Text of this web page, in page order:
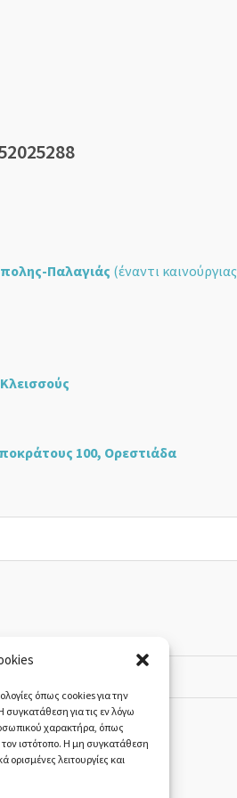
όπως cookies για την
για τις εν λόγω
χαρακτήρα, όπως
ιστότοπο. Η μη συγκατάθεση
λειτουργίες και
Παλαγιάς (έναντι καινούργιας
100, Ορεστιάδα